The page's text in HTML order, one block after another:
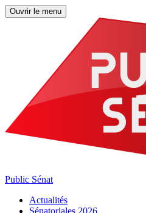
Ouvrir le menu
Public Sénat
Actualités